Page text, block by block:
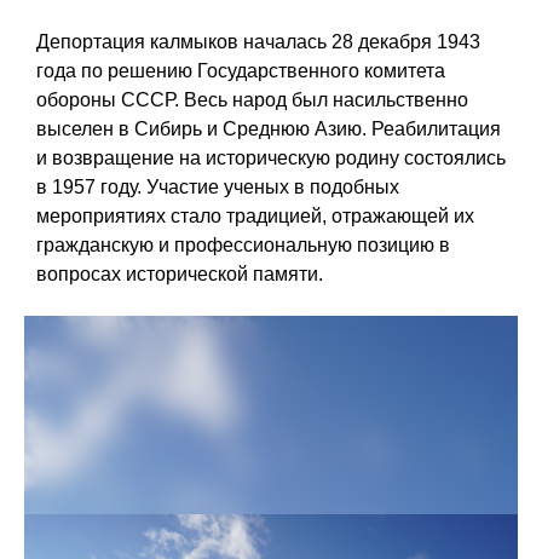
Депортация калмыков началась 28 декабря 1943
года по решению Государственного комитета
обороны СССР. Весь народ был насильственно
выселен в Сибирь и Среднюю Азию. Реабилитация
и возвращение на историческую родину состоялись
в 1957 году. Участие ученых в подобных
мероприятиях стало традицией, отражающей их
гражданскую и профессиональную позицию в
вопросах исторической памяти.